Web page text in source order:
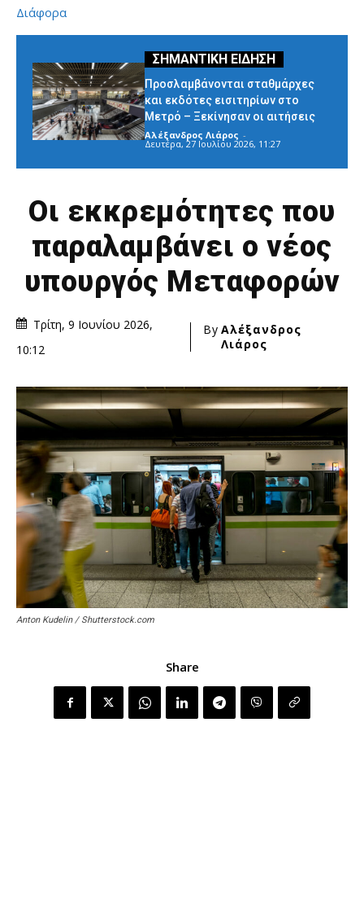
Διάφορα
Προσλαμβάνονται σταθμάρχες
και εκδότες εισιτηρίων στο
Μετρό – Ξεκίνησαν οι αιτήσεις
Αλέξανδρος Λιάρος -
Δευτέρα, 27 Ιουλίου 2026, 11:27
Οι εκκρεμότητες που
παραλαμβάνει ο νέος
υπουργός Μεταφορών
Τρίτη, 9 Ιουνίου 2026,
10:12
By Αλέξανδρος
Λιάρος
Anton Kudelin / Shutterstock.com
Share